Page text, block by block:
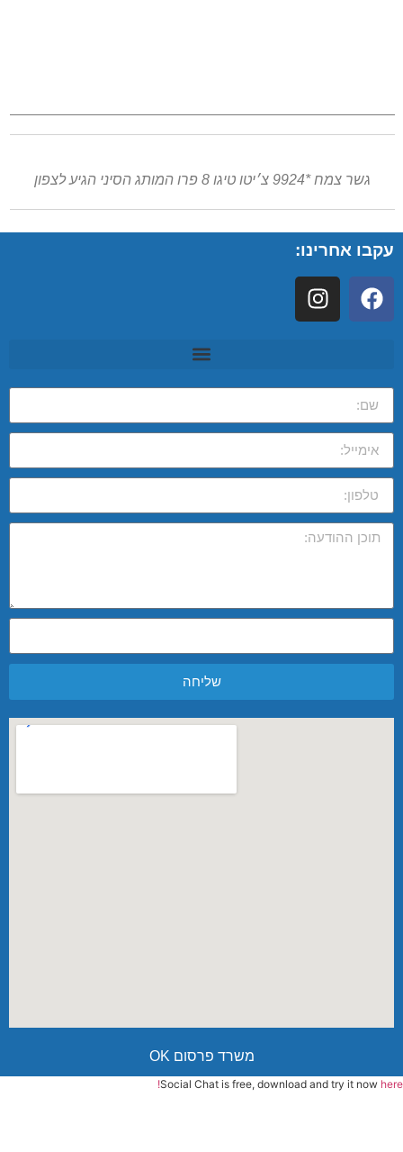
גשר צמח *9924 צ׳יטו טיגו 8 פרו המותג הסיני הגיע לצפון
עקבו אחרינו:
שליחה
משרד פרסום OK
Social Chat is free, download and try it now here!